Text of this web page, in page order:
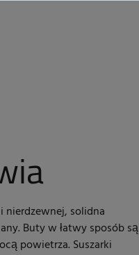
nierdzewnej, solidna
Buty w łatwy sposób są
powietrza. Suszarki